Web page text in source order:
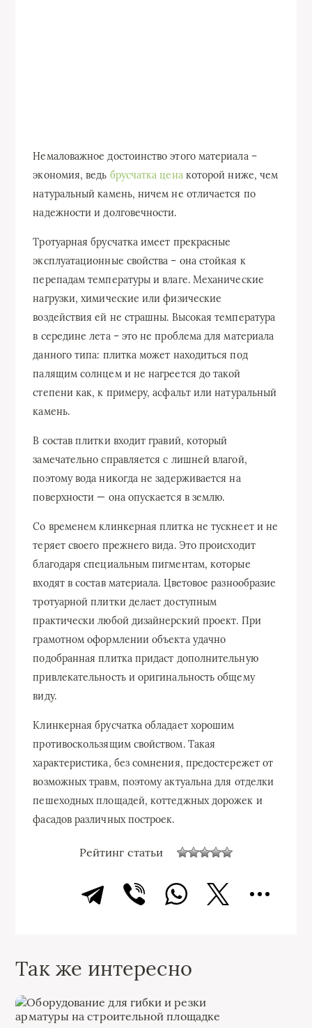
Немаловажное достоинство этого материала –
экономия, ведь брусчатка ценакоторой ниже, чем
натуральный камень, ничем не отличается по
надежности и долговечности.
Тротуарная брусчатка имеет прекрасные
эксплуатационные свойства – она стойкая к
перепадам температуры и влаге. Механические
нагрузки, химические или физические
воздействия ей не страшны. Высокая температура
в середине лета – это не проблема для материала
данного типа: плитка может находиться под
палящим солнцем и не нагреется до такой
степени как, к примеру, асфальт или натуральный
камень.
В состав плитки входит гравий, который
замечательно справляется с лишней влагой,
поэтому вода никогда не задерживается на
поверхности — она опускается в землю.
Со временем клинкерная плитка не тускнеет и не
теряет своего прежнего вида. Это происходит
благодаря специальным пигментам, которые
входят в состав материала. Цветовое разнообразие
тротуарной плитки делает доступным
практически любой дизайнерский проект. При
грамотном оформлении объекта удачно
подобранная плитка придаст дополнительную
привлекательность и оригинальность общему
виду.
Клинкерная брусчатка обладает хорошим
противоскользящим свойством. Такая
характеристика, без сомнения, предостережет от
возможных травм, поэтому актуальна для отделки
пешеходных площадей, коттеджных дорожек и
фасадов различных построек.
Рейтинг статьи
Так же интересно